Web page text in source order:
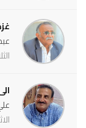
الاثنين,